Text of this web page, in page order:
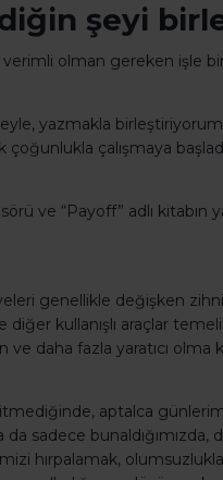
şeyi
verimli olman gereken işle
yazmakla
çalışmaya
ve “Payoff” adlı kitabın
genellikle değişken
kullanışlı araçlar
daha fazla yaratıcı olma
aptalca
sadece bunaldığımızda,
hırpalamak,